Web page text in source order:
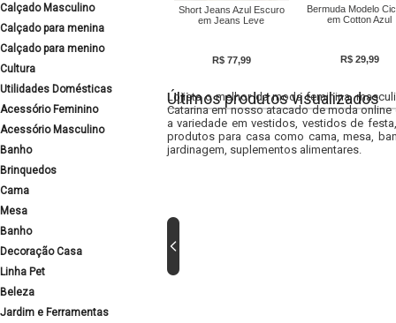
Calçado Masculino
Calçado para menina
Calçado para menino
Cultura
Utilidades Domésticas
Acessório Feminino
Acessório Masculino
Banho
Brinquedos
Cama
Mesa
Banho
Decoração Casa
Linha Pet
Beleza
Jardim e Ferramentas
Short Jeans Azul Escuro
em Jeans Leve
R$ 77,99
Bermuda Modelo
em Cotton Azul
R$ 29,99
Últimos produtos visualizados
Lojista o melhor da moda feminina,
Catarina em nosso atacado de moda
a variedade em vestidos, vestidos de
produtos para casa como cama, mesa,
jardinagem, suplementos alimentares.